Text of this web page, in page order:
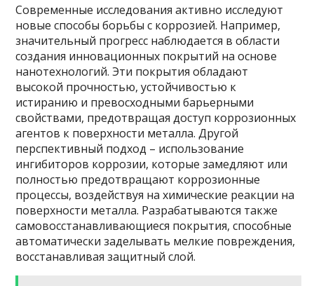
Современные исследования активно исследуют
новые способы борьбы с коррозией. Например,
значительный прогресс наблюдается в области
создания инновационных покрытий на основе
нанотехнологий. Эти покрытия обладают
высокой прочностью, устойчивостью к
истиранию и превосходными барьерными
свойствами, предотвращая доступ коррозионных
агентов к поверхности металла. Другой
перспективный подход – использование
ингибиторов коррозии, которые замедляют или
полностью предотвращают коррозионные
процессы, воздействуя на химические реакции на
поверхности металла. Разрабатываются также
самовосстанавливающиеся покрытия, способные
автоматически заделывать мелкие повреждения,
восстанавливая защитный слой.